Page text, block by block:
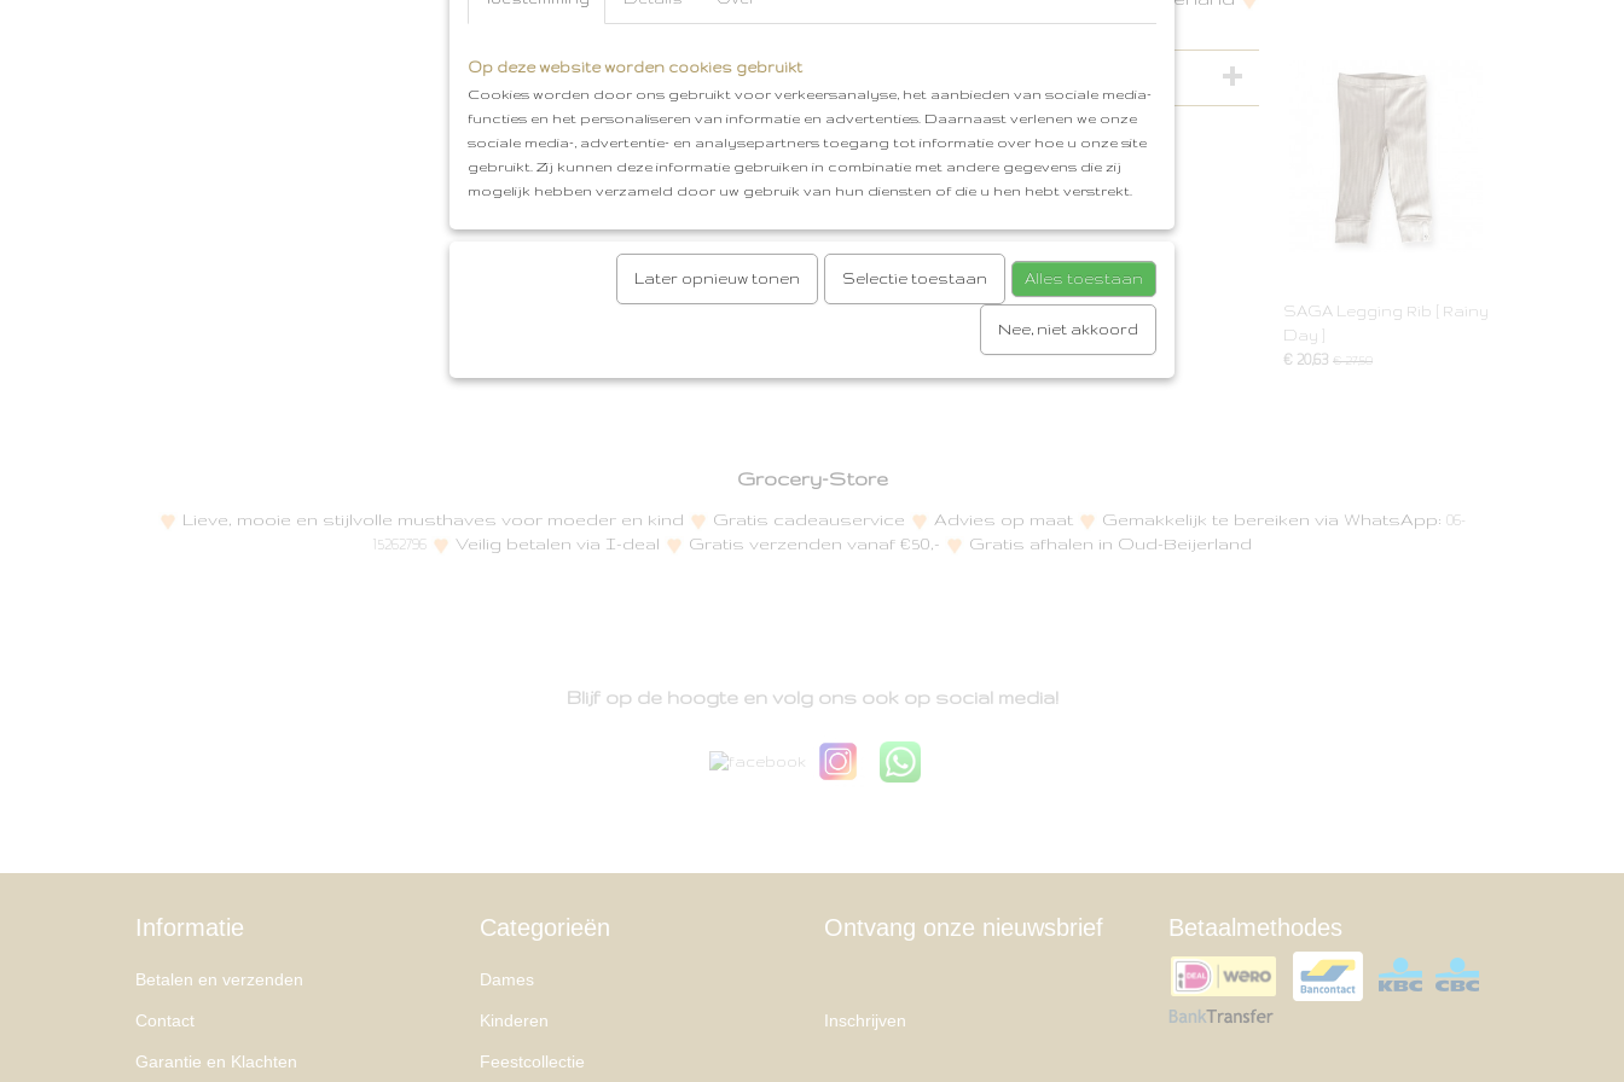
Gratis verzenden vanaf €50,00
Reacties
SAGA Legging Rib [ Rainy
Day ]
€ 20,63 € 27,50
Grocery-Store
Lieve, mooie en stijlvolle musthaves voor moeder en kind Gratis cadeauservice Advies op maat Gemakkelijk te bereiken via WhatsApp: 06-
15262796
Veilig betalen via I-deal Gratis verzenden vanaf €50,- Gratis afhalen in Oud-Beijerland
Blijf op de hoogte en volg ons ook op social media!
Informatie
Betalen en verzenden
Contact
Garantie en Klachten
Categorieën
Dames
Kinderen
Feestcollectie
Ontvang onze nieuwsbrief
Inschrijven
Betaalmethodes
Op deze website worden cookies gebruikt
Cookies worden door ons gebruikt voor verkeersanalyse, het aanbieden van sociale media-
functies en het personaliseren van informatie en advertenties. Daarnaast verlenen we onze
sociale media-, advertentie- en analysepartners toegang tot informatie over hoe u onze site
gebruikt. Zij kunnen deze informatie gebruiken in combinatie met andere gegevens die zij
mogelijk hebben verzameld door uw gebruik van hun diensten of die u hen hebt verstrekt.
Later opnieuw tonen Selectie toestaan Alles toestaan
Nee, niet akkoord